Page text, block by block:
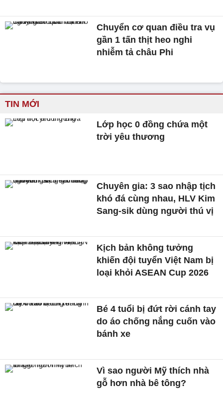
Chuyển cơ quan điều tra vụ
gần 1 tấn thịt heo nghi
nhiễm tả châu Phi
TIN MỚI
Lớp học 0 đồng chứa một
trời yêu thương
Chuyên gia: 3 sao nhập tịch
khó đá cùng nhau, HLV Kim
Sang-sik dùng người thú vị
Kịch bản không tưởng
khiến đội tuyển Việt Nam bị
loại khỏi ASEAN Cup 2026
Bé 4 tuổi bị đứt rời cánh tay
do áo chống nắng cuốn vào
bánh xe
Vì sao người Mỹ thích nhà
gỗ hơn nhà bê tông?